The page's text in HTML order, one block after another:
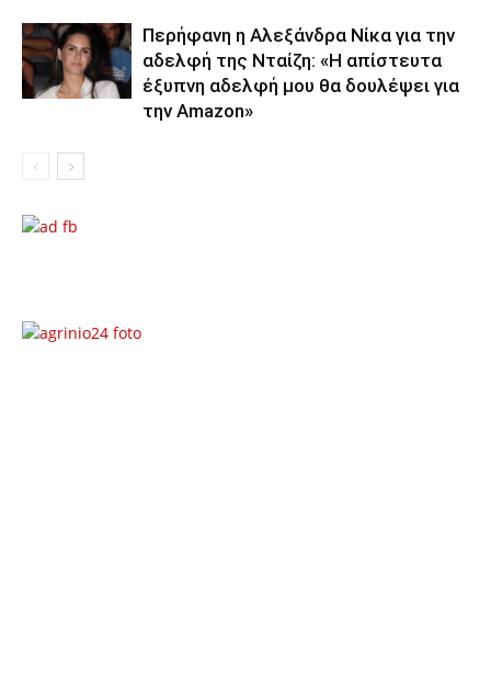
Περήφανη η Αλεξάνδρα Νίκα για την
αδελφή της Νταίζη: «Η απίστευτα
έξυπνη αδελφή μου θα δουλέψει για
την Amazon»